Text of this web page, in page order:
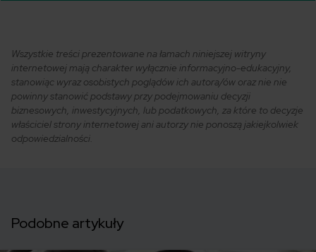
Wszystkie treści prezentowane na łamach niniejszej witryny
internetowej mają charakter wyłącznie informacyjno-edukacyjny,
stanowiąc wyraz osobistych poglądów ich autora/ów oraz nie nie
powinny stanowić podstawy przy podejmowaniu decyzji
biznesowych, inwestycyjnych, lub podatkowych, za które to decyzje
właściciel strony internetowej ani autorzy nie ponoszą jakiejkolwiek
odpowiedzialności.
Podobne artykuły